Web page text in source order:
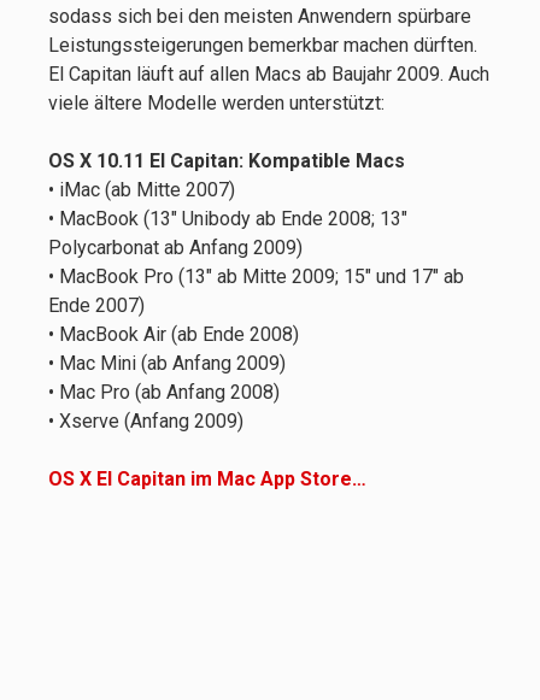
sodass sich bei den meisten Anwendern spürbare
Leistungssteigerungen bemerkbar machen dürften.
El Capitan läuft auf allen Macs ab Baujahr 2009. Auch
viele ältere Modelle werden unterstützt:
OS X 10.11 El Capitan: Kompatible Macs
• iMac (ab Mitte 2007)
• MacBook (13" Unibody ab Ende 2008; 13"
Polycarbonat ab Anfang 2009)
• MacBook Pro (13" ab Mitte 2009; 15" und 17" ab
Ende 2007)
• MacBook Air (ab Ende 2008)
• Mac Mini (ab Anfang 2009)
• Mac Pro (ab Anfang 2008)
• Xserve (Anfang 2009)
OS X El Capitan im Mac App Store…